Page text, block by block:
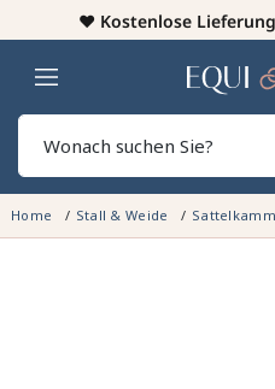
♥️ Kostenlose
Heim
Home Stall & Weide